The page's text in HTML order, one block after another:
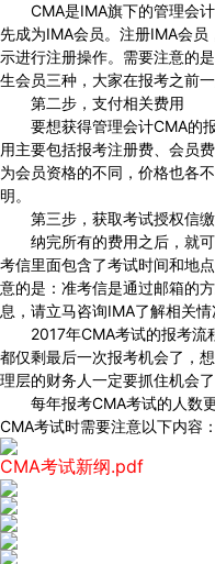
CMA是IMA旗下的管理会计
先成为IMA会员。注册IMA会
示进行注册操作。需要注意的
生会员三种，大家在报考之前
第二步，支付相关费用
要想获得管理会计CMA的报
用主要包括报考注册费、会员
为会员资格的不同，价格也各
明。
第三步，获取考试授权信缴
纳完所有的费用之后，就可
考信里面包含了考试时间和地
意的是：准考信是通过邮箱的
息，请立马咨询IMA了解相关情
2017年CMA考试的报考流
都仅剩最后一次报考机会了，
理层的财务人一定要抓住机会
每年报考CMA考试的人数更
CMA考试时需要注意以下内容：
CMA考试新纲.pdf